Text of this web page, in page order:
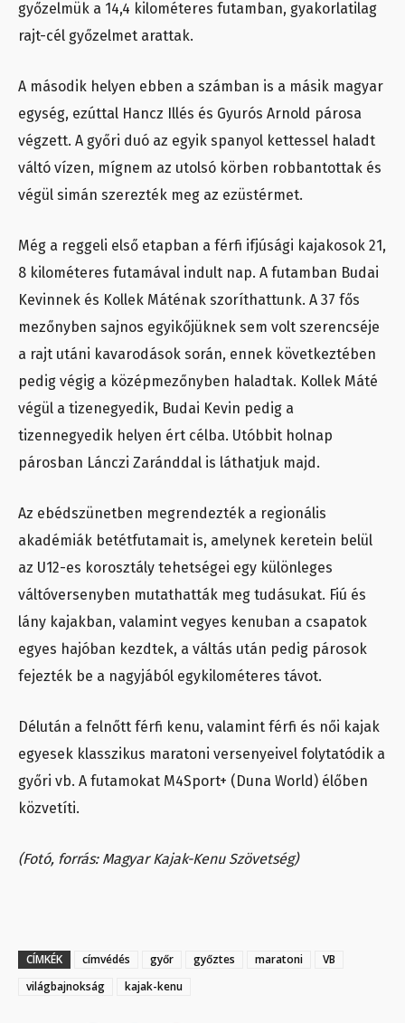
győzelmük a 14,4 kilométeres futamban, gyakorlatilag
rajt-cél győzelmet arattak.
A második helyen ebben a számban is a másik magyar
egység, ezúttal Hancz Illés és Gyurós Arnold párosa
végzett. A győri duó az egyik spanyol kettessel haladt
váltó vízen, mígnem az utolsó körben robbantottak és
végül simán szerezték meg az ezüstérmet.
Még a reggeli első etapban a férfi ifjúsági kajakosok 21,
8 kilométeres futamával indult nap. A futamban Budai
Kevinnek és Kollek Máténak szoríthattunk. A 37 fős
mezőnyben sajnos egyikőjüknek sem volt szerencséje
a rajt utáni kavarodások során, ennek következtében
pedig végig a középmezőnyben haladtak. Kollek Máté
végül a tizenegyedik, Budai Kevin pedig a
tizennegyedik helyen ért célba. Utóbbit holnap
párosban Lánczi Zaránddal is láthatjuk majd.
Az ebédszünetben megrendezték a regionális
akadémiák betétfutamait is, amelynek keretein belül
az U12-es korosztály tehetségei egy különleges
váltóversenyben mutathatták meg tudásukat. Fiú és
lány kajakban, valamint vegyes kenuban a csapatok
egyes hajóban kezdtek, a váltás után pedig párosok
fejezték be a nagyjából egykilométeres távot.
Délután a felnőtt férfi kenu, valamint férfi és női kajak
egyesek klasszikus maratoni versenyeivel folytatódik a
győri vb. A futamokat M4Sport+ (Duna World) élőben
közvetíti.
(Fotó, forrás: Magyar Kajak-Kenu Szövetség)
CÍMKÉK címvédés győr győztes maratoni
VB
világbajnokság
kajak-kenu